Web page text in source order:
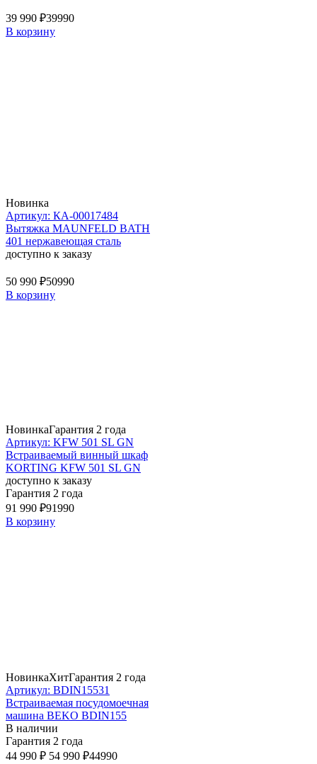
39 990 ₽39990
В корзину
Новинка
Артикул: КА-00017484
Вытяжка MAUNFELD BATH
401 нержавеющая сталь
доступно к заказу
50 990 ₽50990
В корзину
НовинкаГарантия 2 года
Артикул: KFW 501 SL GN
Встраиваемый винный шкаф
KORTING KFW 501 SL GN
доступно к заказу
Гарантия 2 года
91 990 ₽91990
В корзину
НовинкаХитГарантия 2 года
Артикул: BDIN15531
Встраиваемая посудомоечная
машина BEKO BDIN155
В наличии
Гарантия 2 года
44 990 ₽ 54 990 ₽44990